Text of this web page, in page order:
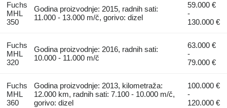
Fuchs
MHL
350
Godina proizvodnje: 2015, radnih sati:
11.000 - 13.000 m/č, gorivo: dizel
59.000 €
-
130.000 €
Fuchs
MHL
320
Godina proizvodnje: 2016, radnih sati:
10.000 - 11.000 m/č
63.000 €
-
79.000 €
Fuchs
MHL
360
Godina proizvodnje: 2013, kilometraža:
12.000 km, radnih sati: 7.100 - 10.000 m/č,
gorivo: dizel
100.000 €
-
120.000 €